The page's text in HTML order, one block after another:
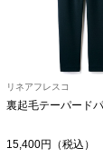
リネアフレスコ
裏起毛テーパード
15,400円（税込）